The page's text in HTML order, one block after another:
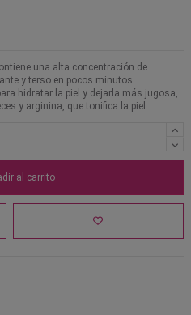
una alta concentración de
y terso en pocos minutos.
hidratar la piel y dejarla más jugosa,
y arginina, que tonifica la piel.
al carrito